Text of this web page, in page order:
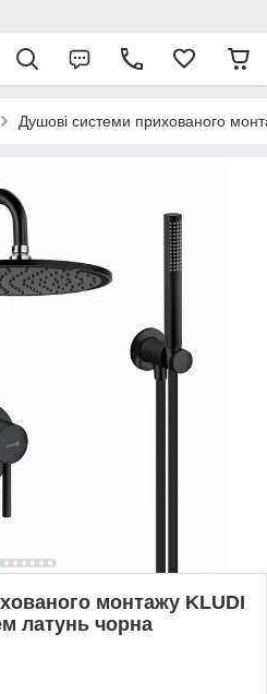
Душові системи прихованого
монтажу KLUDI
латунь чорна